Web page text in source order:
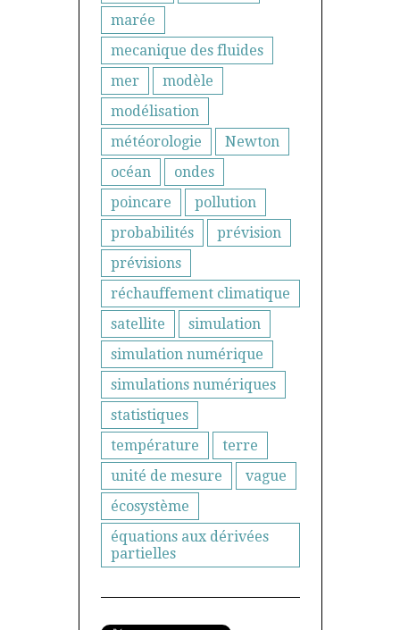
marée
mecanique des fluides
mer
modèle
modélisation
météorologie
Newton
océan
ondes
poincare
pollution
probabilités
prévision
prévisions
réchauffement climatique
satellite
simulation
simulation numérique
simulations numériques
statistiques
température
terre
unité de mesure
vague
écosystème
équations aux dérivées
partielles